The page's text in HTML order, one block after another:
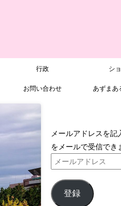
行政 シ
お問い合わせ あずまあ
メールアドレスを
をメールで受信でき
登録